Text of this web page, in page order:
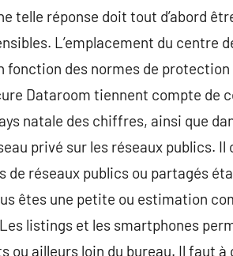
telle réponse doit tout d’abord
L’emplacement du centre
fonction des normes de
Dataroom tiennent compte de
natale des chiffres, ainsi que
privé sur les réseaux publics.
de réseaux publics ou partagés
êtes une petite ou estimation
listings et les smartphones
ou ailleurs loin du bureau. Il faut